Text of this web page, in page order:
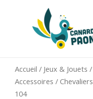
Accueil / Jeux & Jouets /
Accessoires / Chevaliers
104